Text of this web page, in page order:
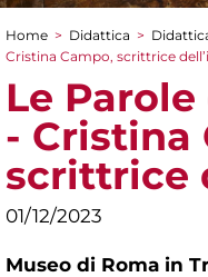
Tu sei qui
Home > Didattica >
Cristina Campo, scrittrice
Le
- Cristina
scrittrice
01/12/2023
Museo di Roma in